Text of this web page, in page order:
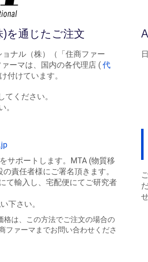
し
い
ィ
ン
ド
ウ
で
を通じたご注文
ナル（株）（「住商ファー
ーマは、国内の各代理店 ( 代
付けています。
ください。
。
サポートします。MTA (物質移
責任者様にご署名頂きます。
て輸入し、宅配便にてご研究者
下さい。
格は、この方法でご注文の場合の
ファーマまでお問い合わせくださ